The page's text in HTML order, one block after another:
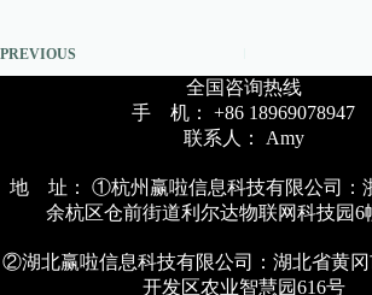
PREVIOUS
全国咨询热线
手 机： +86 18969078947
联系人： Amy
地 址： ①杭州赢啦信息科技有限公司：
余杭区仓前街道利尔达物联网科技园6
②湖北赢啦信息科技有限公司：湖北省黄
开发区农业智慧园616号